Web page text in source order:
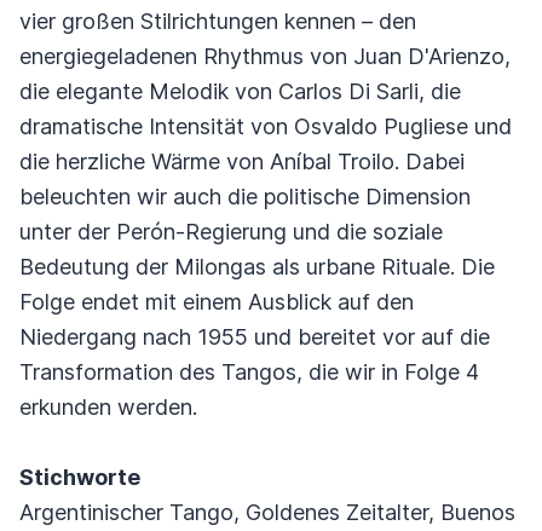
vier großen Stilrichtungen kennen – den
energiegeladenen Rhythmus von Juan D'Arienzo,
die elegante Melodik von Carlos Di Sarli, die
dramatische Intensität von Osvaldo Pugliese und
die herzliche Wärme von Aníbal Troilo. Dabei
beleuchten wir auch die politische Dimension
unter der Perón-Regierung und die soziale
Bedeutung der Milongas als urbane Rituale. Die
Folge endet mit einem Ausblick auf den
Niedergang nach 1955 und bereitet vor auf die
Transformation des Tangos, die wir in Folge 4
erkunden werden.
Stichworte
Argentinischer Tango, Goldenes Zeitalter, Buenos